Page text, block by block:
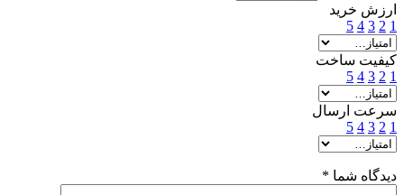
ارزش خرید
1
2
3
4
5
کیفیت ساخت
1
2
3
4
5
سرعت ارسال
1
2
3
4
5
دیدگاه شما *